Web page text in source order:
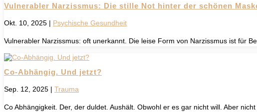
Vulnerabler Narzissmus: Die stille Not hinter der schönen
Okt. 10, 2025 | Psychische Gesundheit
Vulnerabler Narzissmus: oft unerkannt. Die leise Form von Narzissmus ist für
Co-Abhängig. Und jetzt?
Sep. 12, 2025 | Trauma
Co Abhängigkeit. Der, der duldet. Aushält. Obwohl er es gar nicht will. Aber